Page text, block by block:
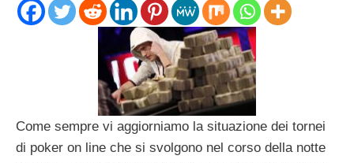
Come sempre vi aggiorniamo la situazione dei tornei
di poker on line che si svolgono nel corso della notte